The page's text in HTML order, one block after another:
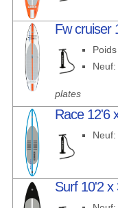
Fw cruiser
plates
Race 12'6
Surf 10'2 x